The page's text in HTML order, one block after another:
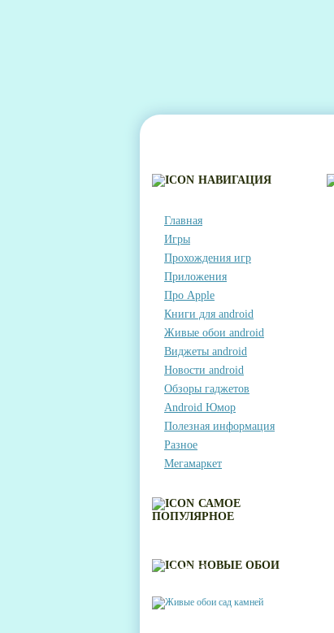
НАВИГАЦИЯ
Главная
Игры
Прохождения игр
Приложения
Про Apple
Книги для android
Живые обои android
Виджеты android
Новости android
Обзоры гаджетов
Android Юмор
Полезная информация
Разное
Мегамаркет
САМОЕ
ПОПУЛЯРНОЕ
НОВЫЕ ОБОИ
КАМНЕЙ